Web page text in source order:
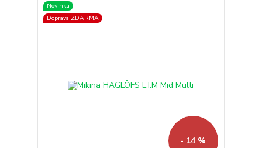
Novinka
Doprava ZDARMA
- 14 %